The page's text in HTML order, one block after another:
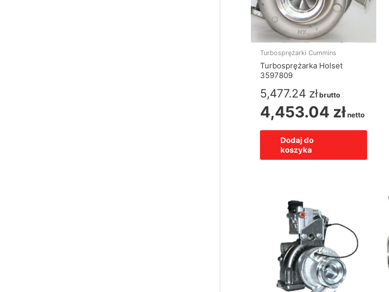
Turbosprężarki Cummins
Turbosprężarka Holset
3597809
5,477.24 złbrutto
4,453.04 złnetto
Dodaj do
koszyka